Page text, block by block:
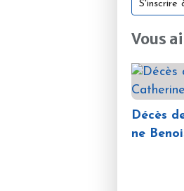
S'inscrire
Vous
Décès
ne